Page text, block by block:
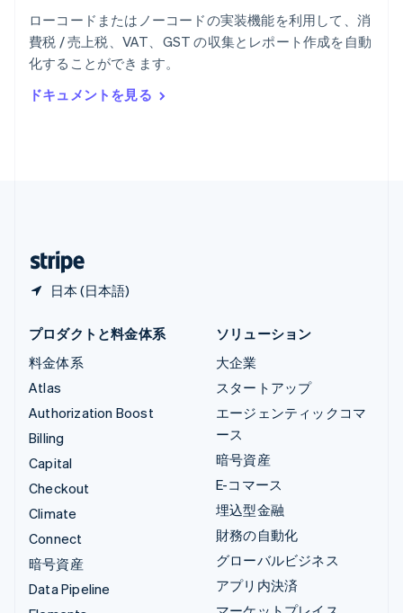
ローコードまたはノーコードの実装機能を利用して、消
費税 / 売上税、VAT、GST の収集とレポート作成を自動
化することができます。
ドキュメントを見る
日本 (日本語)
リトアニア
English
リヒテンシュタイン
DeutschEnglish
ルーマニア
English
プロダクトと料金体系
料金体系
Atlas
Authorization Boost
Billing
Capital
Checkout
Climate
Connect
暗号資産
Data Pipeline
ソリューション
大企業
スタートアップ
エージェンティックコマ
ース
暗号資産
E-コマース
埋込型金融
財務の自動化
グローバルビジネス
アプリ内決済